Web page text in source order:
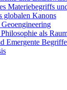
Materiebegriffs
globalen Kanons
Geoengineering
als
Emergente Begriffe